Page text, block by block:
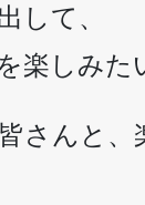
して、
楽しみた
さんと、